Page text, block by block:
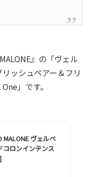
』の「ヴェル
ッシュペアー＆フリ
」です。
MALONE ヴェルベ
コロンインテンス